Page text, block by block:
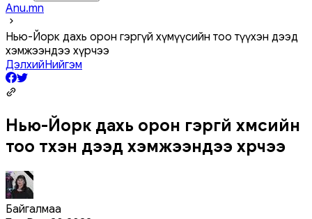
Anu.mn
Нью-Йорк дахь орон гэргүй хүмүүсийн тоо түүхэн дээд
хэмжээндээ хүрчээ
ДэлхийНийгэм
Нью-Йорк дахь орон гэргүй хүмүүсийн
тоо түүхэн дээд хэмжээндээ хүрчээ
Байгалмаа